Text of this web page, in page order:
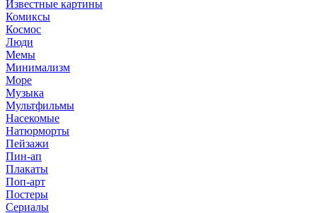
Известные картины
Комиксы
Космос
Люди
Мемы
Минимализм
Море
Музыка
Мультфильмы
Насекомые
Натюрморты
Пейзажи
Пин-ап
Плакаты
Поп-арт
Постеры
Сериалы